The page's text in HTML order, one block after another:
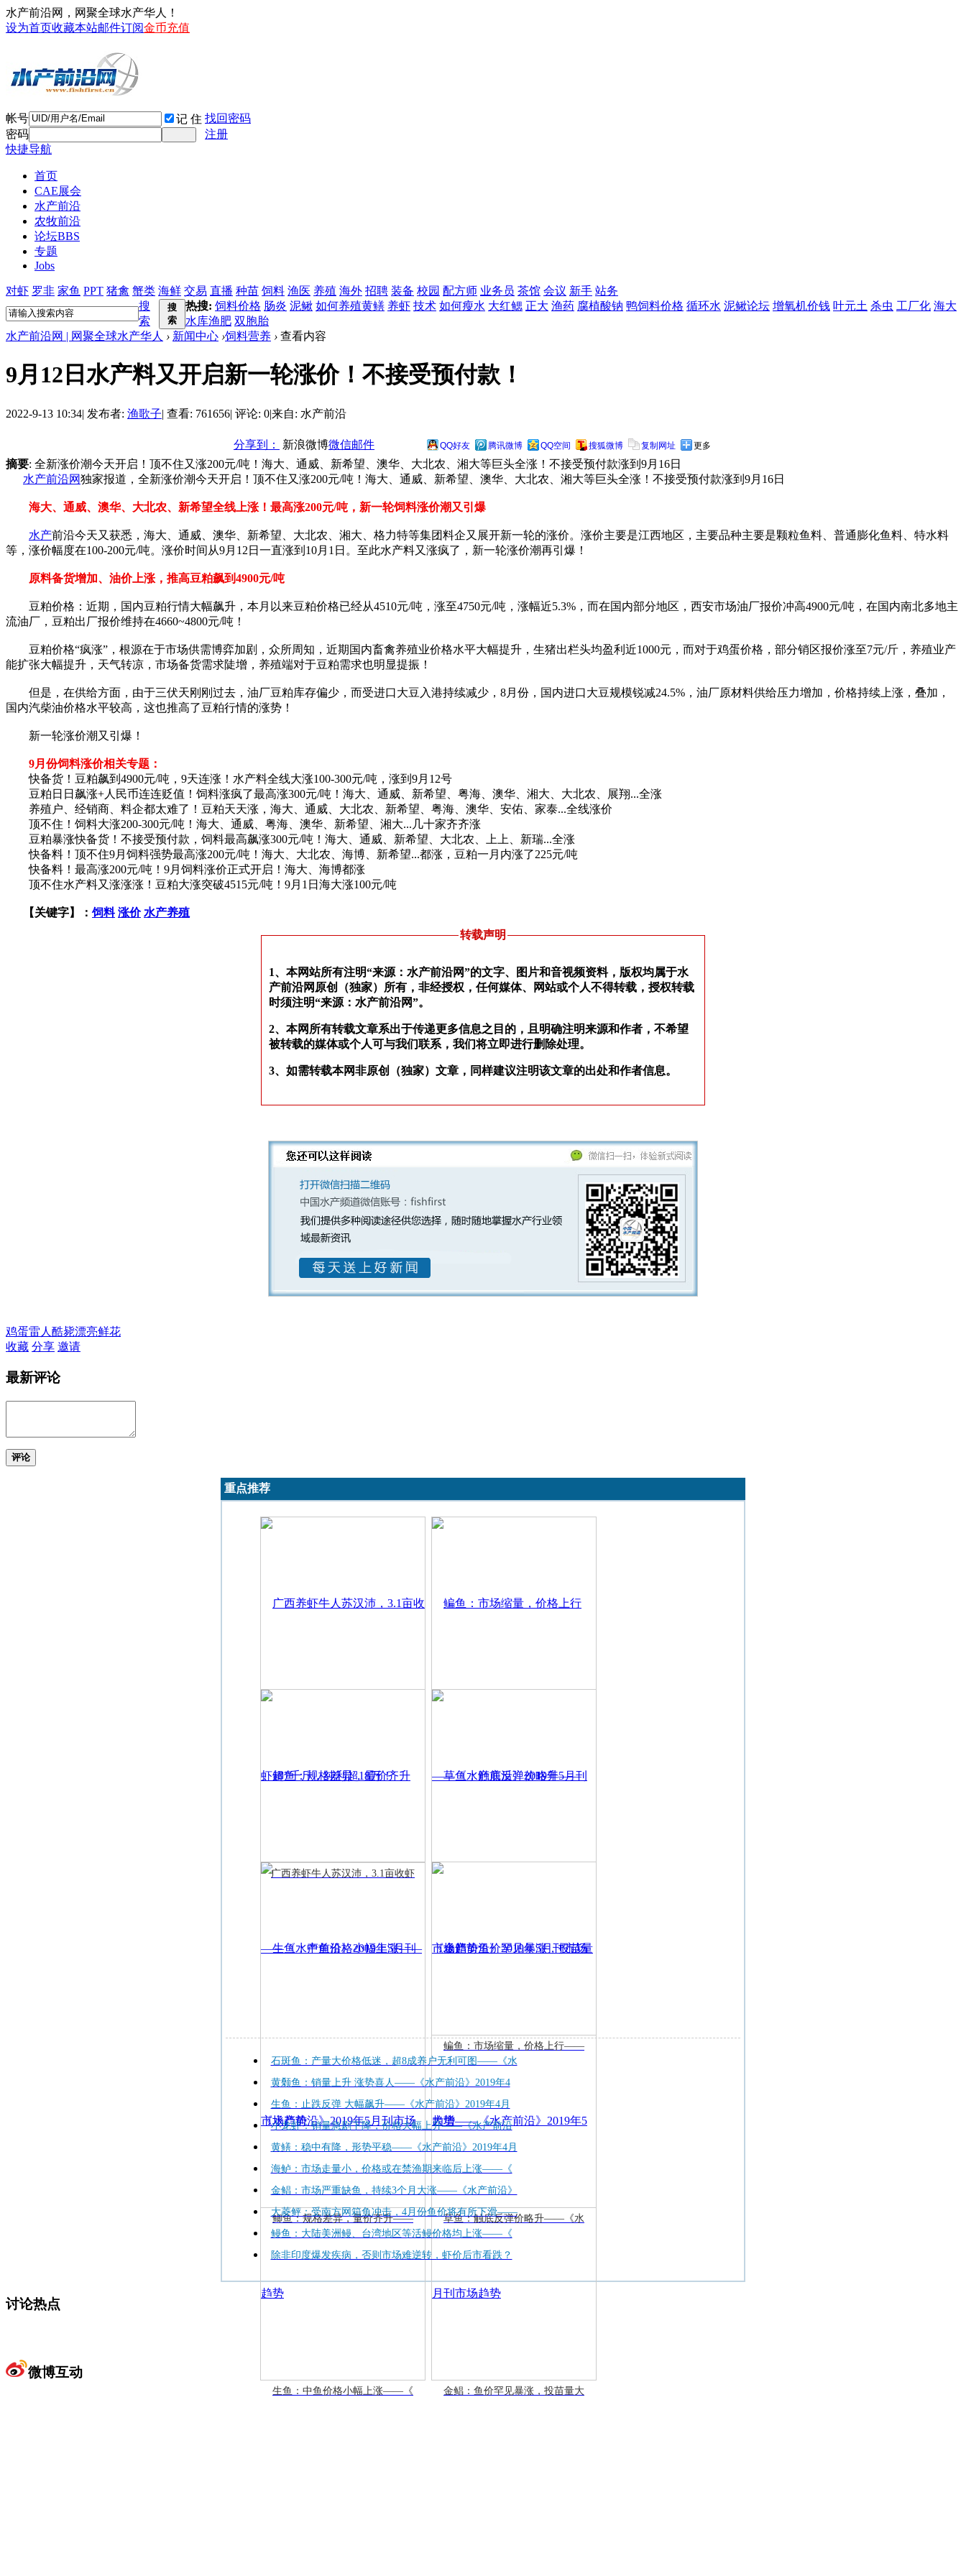
水产前沿网，网聚全球水产华人！
设为首页收藏本站邮件订阅金币充值
帐号 记 住 找回密码
密码
注册
快捷导航
首页
CAE展会
水产前沿
农牧前沿
论坛BBS
专题
Jobs
对虾 罗非 家鱼 PPT 猪禽 蟹类 海鲜 交易 直播 种苗 饲料 渔医 养殖 海外 招聘 装备 校园 配方师 业务员 茶馆 会议 新手 站务
搜
索
搜
索
热搜: 饲料价格 肠炎 泥鳅 如何养殖黄鳝 养虾 技术 如何瘦水 大红鳃 正大 渔药 腐植酸钠 鸭饲料价格 循环水 泥鳅论坛 增氧机价钱 叶元土 杀虫 工厂化 海大
水库渔肥 双胞胎
水产前沿网 | 网聚全球水产华人 › 新闻中心 ›饲料营养 › 查看内容
9月12日水产料又开启新一轮涨价！不接受预付款！
2022-9-13 10:34| 发布者: 渔歌子| 查看: 761656| 评论: 0|来自: 水产前沿
分享到： 新浪微博微信邮件 QQ好友 腾讯微博 QQ空间 搜狐微博 复制网址 更多
摘要: 全新涨价潮今天开启！顶不住又涨200元/吨！海大、通威、新希望、澳华、大北农、湘大等巨头全涨！不接受预付款涨到9月16日
水产前沿网独家报道，全新涨价潮今天开启！顶不住又涨200元/吨！海大、通威、新希望、澳华、大北农、湘大等巨头全涨！不接受预付款涨到9月16日
海大、通威、澳华、大北农、新希望全线上涨！最高涨200元/吨，新一轮饲料涨价潮又引爆
水产前沿今天又获悉，海大、通威、澳华、新希望、大北农、湘大、格力特等集团料企又展开新一轮的涨价。涨价主要是江西地区，主要品种主要是颗粒鱼料、普通膨化鱼料、特水料
等，涨价幅度在100-200元/吨。涨价时间从9月12日一直涨到10月1日。至此水产料又涨疯了，新一轮涨价潮再引爆！
原料备货增加、油价上涨，推高豆粕飙到4900元/吨
豆粕价格：近期，国内豆粕行情大幅飙升，本月以来豆粕价格已经从4510元/吨，涨至4750元/吨，涨幅近5.3%，而在国内部分地区，西安市场油厂报价冲高4900元/吨，在国内南北多地主
流油厂，豆粕出厂报价维持在4660~4800元/吨！
豆粕价格“疯涨”，根源在于市场供需博弈加剧，众所周知，近期国内畜禽养殖业价格水平大幅提升，生猪出栏头均盈利近1000元，而对于鸡蛋价格，部分销区报价涨至7元/斤，养殖业产
能扩张大幅提升，天气转凉，市场备货需求陡增，养殖端对于豆粕需求也明显提振！
但是，在供给方面，由于三伏天刚刚过去，油厂豆粕库存偏少，而受进口大豆入港持续减少，8月份，国内进口大豆规模锐减24.5%，油厂原材料供给压力增加，价格持续上涨，叠加，
国内汽柴油价格水平较高，这也推高了豆粕行情的涨势！
新一轮涨价潮又引爆！
9月份饲料涨价相关专题：
快备货！豆粕飙到4900元/吨，9天连涨！水产料全线大涨100-300元/吨，涨到9月12号
豆粕日日飙涨+人民币连连贬值！饲料涨疯了最高涨300元/吨！海大、通威、新希望、粤海、澳华、湘大、大北农、展翔...全涨
养殖户、经销商、料企都太难了！豆粕天天涨，海大、通威、大北农、新希望、粤海、澳华、安佑、家泰...全线涨价
顶不住！饲料大涨200-300元/吨！海大、通威、粤海、澳华、新希望、湘大...几十家齐齐涨
豆粕暴涨快备货！不接受预付款，饲料最高飙涨300元/吨！海大、通威、新希望、大北农、上上、新瑞...全涨
快备料！顶不住9月饲料强势最高涨200元/吨！海大、大北农、海博、新希望...都涨，豆粕一月内涨了225元/吨
快备料！最高涨200元/吨！9月饲料涨价正式开启！海大、海博都涨
顶不住水产料又涨涨涨！豆粕大涨突破4515元/吨！9月1日海大涨100元/吨
【关键字】：饲料 涨价 水产养殖
转载声明
1、本网站所有注明“来源：水产前沿网”的文字、图片和音视频资料，版权均属于水
产前沿网原创（独家）所有，非经授权，任何媒体、网站或个人不得转载，授权转载
时须注明“来源：水产前沿网”。
2、本网所有转载文章系出于传递更多信息之目的，且明确注明来源和作者，不希望
被转载的媒体或个人可与我们联系，我们将立即进行删除处理。
3、如需转载本网非原创（独家）文章，同样建议注明该文章的出处和作者信息。
鸡蛋雷人 酷毙漂亮鲜花
收藏 分享 邀请
最新评论
评论
重点推荐
广西养虾牛人苏汉沛，3.1亩收虾
鳊鱼：市场缩量，价格上行——
鲫鱼：规格差异，量价齐升—— 草鱼：触底反弹价略升——《水
生鱼：中鱼价格小幅上涨——《 金鲳：鱼价罕见暴涨，投苗量大
石斑鱼：产量大价格低迷，超8成养户无利可图——《水
黄颡鱼：销量上升 涨势喜人——《水产前沿》2019年4
生鱼：止跌反弹 大幅飙升——《水产前沿》2019年4月
小龙虾：销量急剧下降，价格大幅上升——《水产前沿
黄鳝：稳中有降，形势平稳——《水产前沿》2019年4月
海鲈：市场走量小，价格或在禁渔期来临后上涨——《
金鲳：市场严重缺鱼，持续3个月大涨——《水产前沿》
大菱鲆：受南方网箱鱼冲击，4月份鱼价将有所下滑——
鳗鱼：大陆美洲鳗、台湾地区等活鳗价格均上涨——《
除非印度爆发疾病，否则市场难逆转，虾价后市看跌？
讨论热点
微博互动